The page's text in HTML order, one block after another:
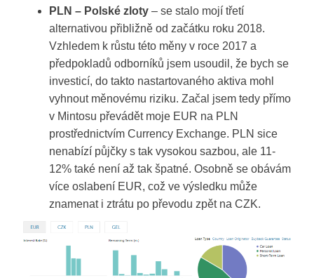
PLN – Polské zloty – se stalo mojí třetí
alternativou přibližně od začátku roku 2018.
Vzhledem k růstu této měny v roce 2017 a
předpokladů odborníků jsem usoudil, že bych se
investicí, do takto nastartovaného aktiva mohl
vyhnout měnovému riziku. Začal jsem tedy přímo
v Mintosu převádět moje EUR na PLN
prostřednictvím Currency Exchange. PLN sice
nenabízí půjčky s tak vysokou sazbou, ale 11-
12% také není až tak špatné. Osobně se obávám
více oslabení EUR, což ve výsledku může
znamenat i ztrátu po převodu zpět na CZK.